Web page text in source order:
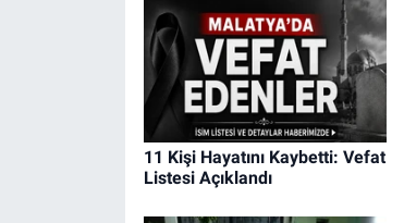
11 Kişi Hayatını Kaybetti: Vefat
Listesi Açıklandı